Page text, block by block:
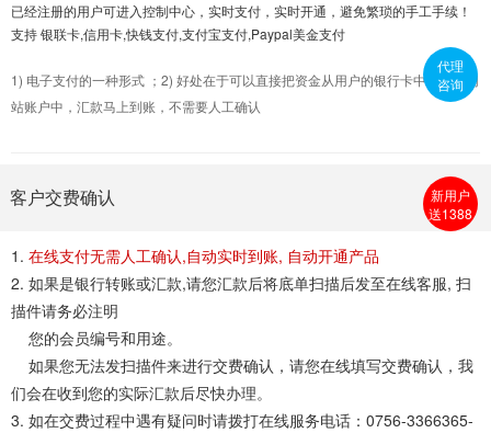
已经注册的用户可进入控制中心，实时支付，实时开通，避免繁琐的手工手续！
支持 银联卡,信用卡,快钱支付,支付宝支付,Paypal美金支付
1) 电子支付的一种形式 ；2) 好处在于可以直接把资金从用户的银行卡中转账到网
站账户中，汇款马上到账，不需要人工确认
客户交费确认
1. 在线支付无需人工确认,自动实时到账, 自动开通产品
2. 如果是银行转账或汇款,请您汇款后将底单扫描后发至在线客服, 扫
描件请务必注明
您的会员编号和用途。
如果您无法发扫描件来进行交费确认，请您在线填写交费确认 ，我
们会在收到您的实际汇款后尽快办理。
3. 如在交费过程中遇有疑问时请拨打在线服务电话： 0756-3366365-
代理
咨询
新用户
送1388